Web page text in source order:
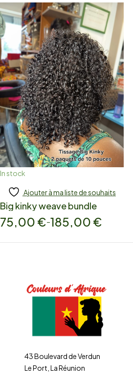
In stock
Add to cart
Ajouter à ma liste de souhaits
Big kinky weave bundle
75,00 €–185,00 €
43 Boulevard de Verdun
Le Port, La Réunion